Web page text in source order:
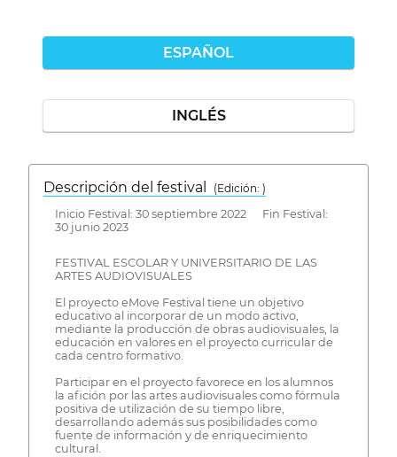
ESPAÑOL
INGLÉS
Descripción del festival
( Edición: )
Inicio Festival: 30 septiembre 2022 Fin Festival:
30 junio 2023
FESTIVAL ESCOLAR Y UNIVERSITARIO DE LAS
ARTES AUDIOVISUALES
El proyecto eMove Festival tiene un objetivo
educativo al incorporar de un modo activo,
mediante la producción de obras audiovisuales, la
educación en valores en el proyecto curricular de
cada centro formativo.
Participar en el proyecto favorece en los alumnos
la afición por las artes audiovisuales como fórmula
positiva de utilización de su tiempo libre,
desarrollando además sus posibilidades como
fuente de información y de enriquecimiento
cultural.